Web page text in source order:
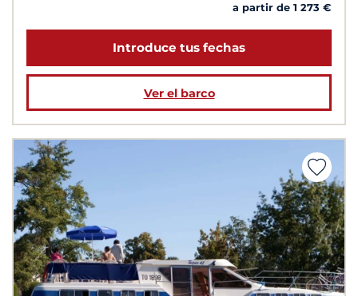
a partir de 1 273 €
Introduce tus fechas
Ver el barco